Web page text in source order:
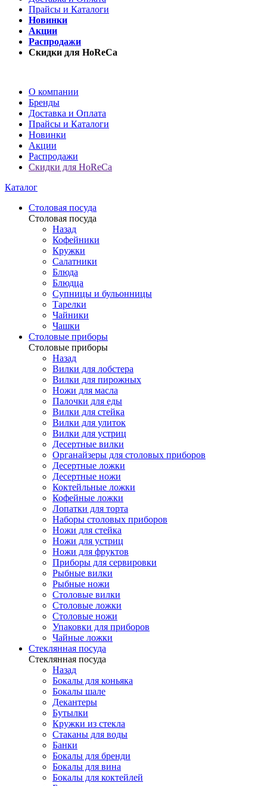
Прайсы и Каталоги
Новинки
Акции
Распродажи
Скидки для HoReCa
О компании
Бренды
Доставка и Оплата
Прайсы и Каталоги
Новинки
Акции
Распродажи
Скидки для HoReCa
Каталог
Столовая посуда
Столовая посуда
Назад
Кофейники
Кружки
Салатники
Блюда
Блюдца
Супницы и бульонницы
Тарелки
Чайники
Чашки
Cтоловые приборы
Cтоловые приборы
Назад
Вилки для лобстера
Вилки для пирожных
Ножи для масла
Палочки для еды
Вилки для стейка
Вилки для улиток
Вилки для устриц
Десертные вилки
Органайзеры для столовых приборов
Десертные ложки
Десертные ножи
Коктейльные ложки
Кофейные ложки
Лопатки для торта
Наборы столовых приборов
Ножи для стейка
Ножи для устриц
Ножи для фруктов
Приборы для сервировки
Рыбные вилки
Рыбные ножи
Столовые вилки
Столовые ложки
Столовые ножи
Упаковки для приборов
Чайные ложки
Стеклянная посуда
Стеклянная посуда
Назад
Бокалы для коньяка
Бокалы шале
Декантеры
Бутылки
Кружки из стекла
Стаканы для воды
Банки
Бокалы для бренди
Бокалы для вина
Бокалы для коктейлей